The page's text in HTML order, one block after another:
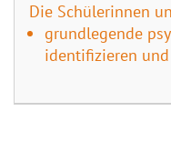
Die Schülerinnen
grundlegende
identifizieren